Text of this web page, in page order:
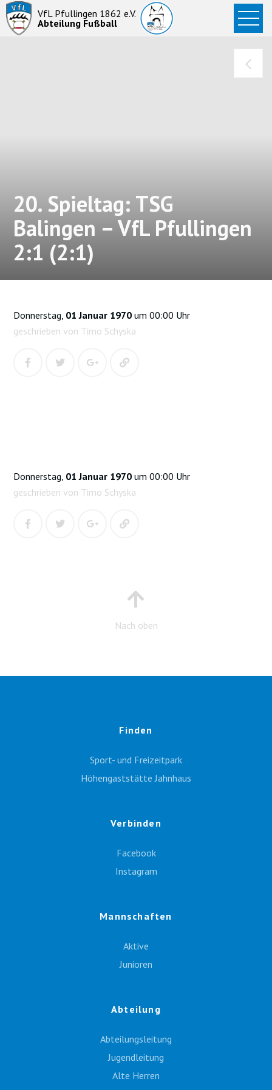
VfL Pfullingen 1862 e.V.
Abteilung Fußball
Startseite
News
20. Spieltag: TSG
Balingen – VfL Pfullingen
2:1 (2:1)
Donnerstag, 01 Januar 1970 um 00:00 Uhr
geschrieben von Timo Schyska
Donnerstag, 01 Januar 1970 um 00:00 Uhr
geschrieben von Timo Schyska
Nach oben
Finden
Sport- und Freizeitpark
Höhengaststätte Jahnhaus
Verbinden
Facebook
Instagram
Mannschaften
Aktive
Junioren
Abteilung
Abteilungsleitung
Jugendleitung
Alte Herren